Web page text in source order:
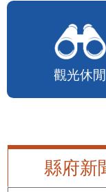
觀光休閒
縣府新